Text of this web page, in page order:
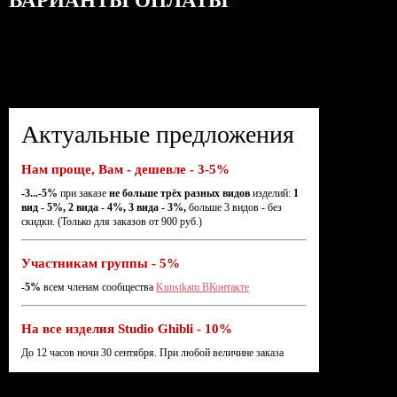
Актуальные предложения
Нам проще, Вам - дешевле - 3-5%
-3...-5% при заказе не больше трёх разных видов изделий: 1
вид - 5%, 2 вида - 4%, 3 вида - 3%, больше 3 видов - без
скидки. (Только для заказов от 900 руб.)
Участникам группы - 5%
-5% всем членам сообщества Kunstkam ВКонтакте
На все изделия Studio Ghibli - 10%
До 12 часов ночи 30 сентября. При любой величине заказа